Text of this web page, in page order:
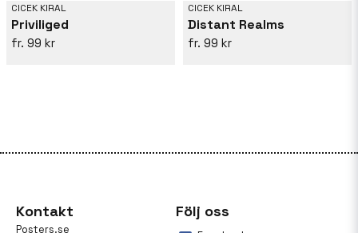
CICEK KIRAL
Priviliged
99 kr
CICEK KIRAL
Distant Realms
99 kr
Kontakt
Posters.se
Följ oss